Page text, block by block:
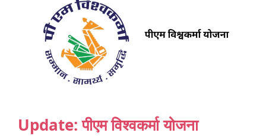
Update: पीएम विश्वकर्मा योजना